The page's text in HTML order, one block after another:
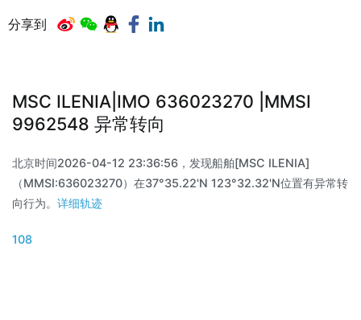
分享到
MSC ILENIA|IMO 636023270 |MMSI
9962548 异常转向
北京时间2026-04-12 23:36:56，发现船舶[MSC ILENIA]
（MMSI:636023270）在37°35.22'N 123°32.32'N位置有异常转
向行为。 详细轨迹
108